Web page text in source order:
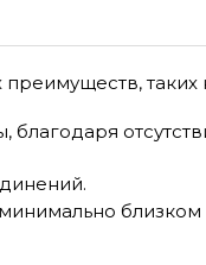
таких
благодаря
близком